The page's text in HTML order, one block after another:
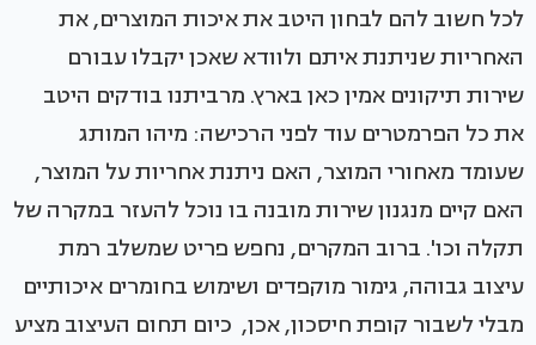
לכל חשוב להם לבחון היטב את איכות המוצרים, את
האחריות שניתנת איתם ולוודא שאכן יקבלו עבורם
שירות תיקונים אמין כאן בארץ. מרביתנו בודקים היטב
את כל הפרמטרים עוד לפני הרכישה: מיהו המותג
שעומד מאחורי המוצר, האם ניתנת אחריות על המוצר,
האם קיים מנגנון שירות מובנה בו נוכל להעזר במקרה של
תקלה וכו'. ברוב המקרים, נחפש פריט שמשלב רמת
עיצוב גבוהה, גימור מוקפדים ושימוש בחומרים איכותיים
מבלי לשבור קופת חיסכון, אכן, כיום תחום העיצוב מציע